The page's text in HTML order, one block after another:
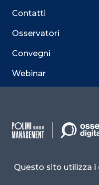
Contatti
Osservatori
Convegni
Webinar
Questo sito utilizza i